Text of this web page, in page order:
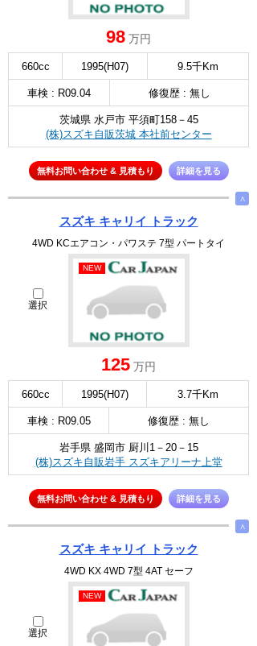
98 万円
660cc 1995(H07) 9.5千Km
車検 : R09.04 修復歴 : 無し
茨城県 水戸市 平須町158－45
(株)スズキ自販茨城 本社前センター
無料お問い合わせ & 見積もり 詳細を見る
∧
スズキ キャリイ トラック
4WD KCエアコン・パワステ 7型 パートタイ
選択
NEW
125 万円
660cc 1995(H07) 3.7千Km
車検 : R09.05 修復歴 : 無し
岩手県 盛岡市 厨川1－20－15
(株)スズキ自販岩手 スズキアリーナ上堂
無料お問い合わせ & 見積もり 詳細を見る
∧
スズキ キャリイ トラック
4WD KX 4WD 7型 4AT セーフ
選択
NEW